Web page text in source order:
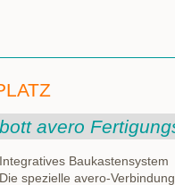
bott avero
Integratives Baukastensystem
Die spezielle avero-